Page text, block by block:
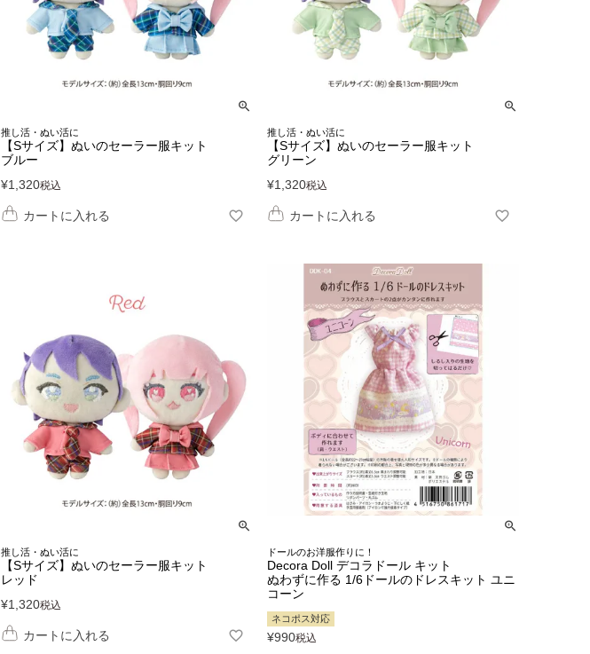
推し活・ぬい活に
【Sサイズ】ぬいのセーラー服キット
ブルー
¥1,320税込
カートに入れる
推し活・ぬい活に
【Sサイズ】ぬいのセーラー服キット
グリーン
¥1,320税込
カートに入れる
推し活・ぬい活に
【Sサイズ】ぬいのセーラー服キット
レッド
¥1,320税込
カートに入れる
ドールのお洋服作りに！
Decora Doll デコラドール キット
ぬわずに作る 1/6ドールのドレスキット ユニ
コーン
ネコポス対応
¥990税込